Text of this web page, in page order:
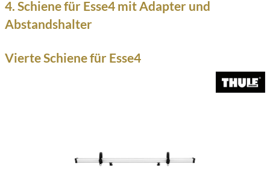
4. Schiene für Esse4 mit Adapter und
Abstandshalter
Vierte Schiene für Esse4